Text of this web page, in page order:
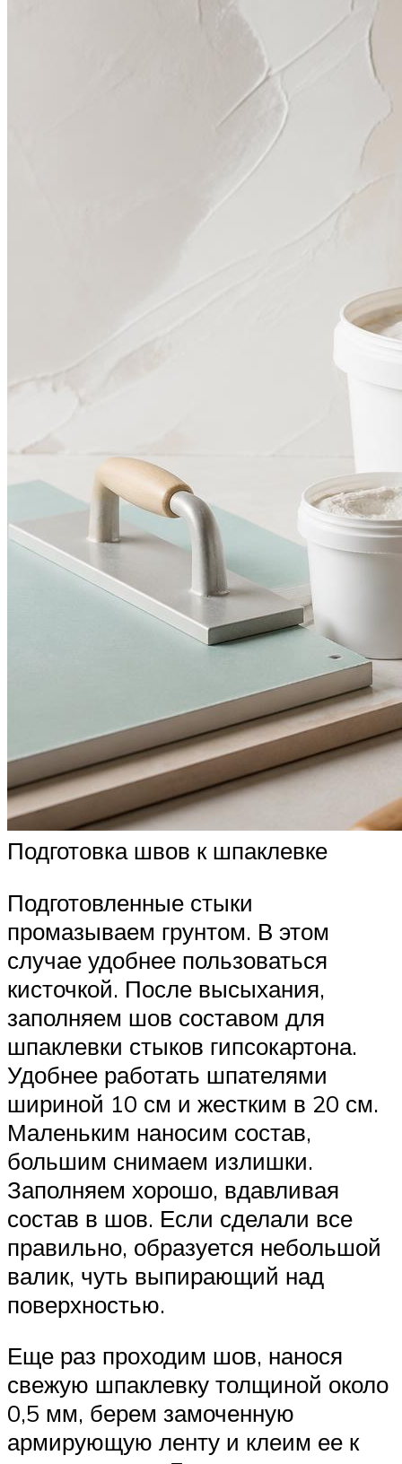
Подготовка швов к шпаклевке
Подготовленные стыки
промазываем грунтом. В этом
случае удобнее пользоваться
кисточкой. После высыхания,
заполняем шов составом для
шпаклевки стыков гипсокартона.
Удобнее работать шпателями
шириной 10 см и жестким в 20 см.
Маленьким наносим состав,
большим снимаем излишки.
Заполняем хорошо, вдавливая
состав в шов. Если сделали все
правильно, образуется небольшой
валик, чуть выпирающий над
поверхностью.
Еще раз проходим шов, нанося
свежую шпаклевку толщиной около
0,5 мм, берем замоченную
армирующую ленту и клеим ее к